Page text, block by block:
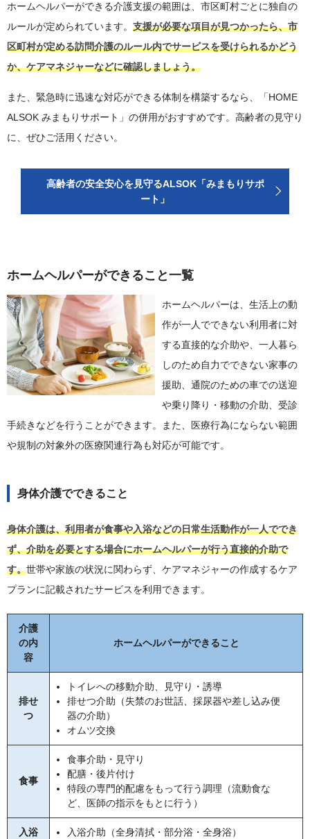
ホームヘルパーができる介護支援の範囲は、市区町村ごとに独自の
ルールが定められています。 支援が必要な項目が見つかったら、市
区町村が定める訪問介護のルール内でサービスを受けられるかどう
か、ケアマネジャーなどに確認しましょう。
また、緊急時に迅速な対応ができる体制を構築するなら、「HOME
ALSOK みまもりサポート」の併用がおすすめです。高齢者の見守り
に、ぜひご活用ください。
高齢者の安全安心を見守るALSOK「みまもりサポ
ート」
ホームヘルパーができること一覧
ホームヘルパーは、生活上の動
作が一人でできない利用者に対
する直接的な介助や、一人暮ら
しのため自力でできない家事の
援助、通院のための車での送迎
や乗り降り・移動の介助、受診
手続きなどを行うことができます。また、医療行為にならない範囲
や規制の対象外の医療関連行為も対応が可能です。
身体介護でできること
身体介護は、利用者が食事や入浴などの日常生活動作が一人ででき
ず、介助を必要とする場合にホームヘルパーが行う直接的介助で
す。世帯や家族の状況に関わらず、ケアマネジャーの作成するケア
プランに記載されたサービスを利用できます。
介護
の内
容
ホームヘルパーができること
排せ
つ
トイレへの移動介助、見守り・誘導
排せつ介助（失禁のお世話、採尿器や差し込み便
器の介助）
オムツ交換
食事
食事介助・見守り
配膳・後片付け
特段の専門的配慮をもって行う調理（流動食な
ど、医師の指示をもとに行う）
入浴 入浴介助（全身清拭・部分浴・全身浴）